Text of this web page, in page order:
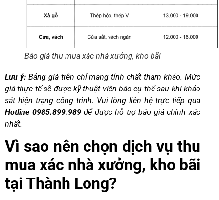
Báo giá thu mua xác nhà xưởng, kho bãi
Lưu ý: Bảng giá trên chỉ mang tính chất tham khảo. Mức
giá thực tế sẽ được kỹ thuật viên báo cụ thể sau khi khảo
sát hiện trạng công trình. Vui lòng liên hệ trực tiếp qua
Hotline 0985.899.989để được hỗ trợ báo giá chính xác
nhất.
Vì sao nên chọn dịch vụ thu
mua xác nhà xưởng, kho bãi
tại Thành Long?